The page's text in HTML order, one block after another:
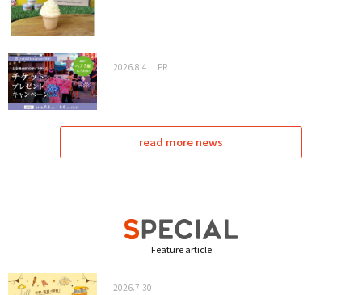
2026.8.4 PR
read more news
Feature article
2026.7.30